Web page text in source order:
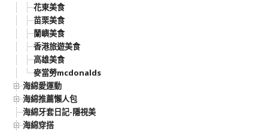
花東美食
苗栗美食
蘭嶼美食
香港旅遊美食
高雄美食
麥當勞mcdonalds
海綿愛運動
海綿推薦懶人包
海綿牙套日記-隱視美
海綿穿搭